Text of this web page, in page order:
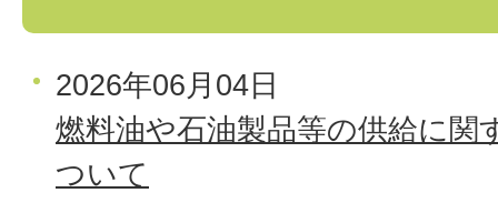
2026年06月04日
燃料油や石油製品等の供給に関
ついて